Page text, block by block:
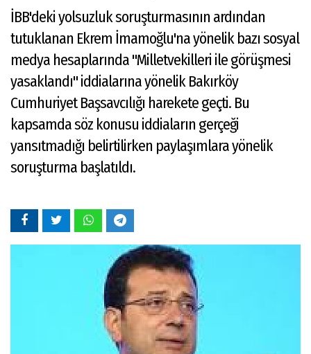
İBB'deki yolsuzluk soruşturmasının ardından
tutuklanan Ekrem İmamoğlu'na yönelik bazı sosyal
medya hesaplarında "Milletvekilleri ile görüşmesi
yasaklandı" iddialarına yönelik Bakırköy
Cumhuriyet Başsavcılığı harekete geçti. Bu
kapsamda söz konusu iddiaların gerçeği
yansıtmadığı belirtilirken paylaşımlara yönelik
soruşturma başlatıldı.